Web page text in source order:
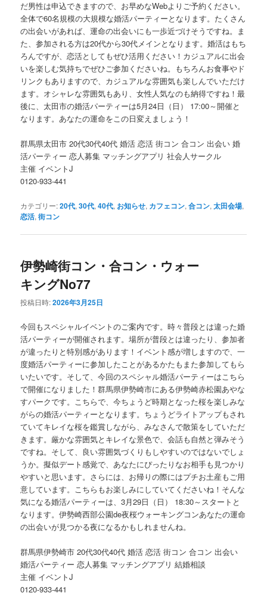
だ男性は申込できますので、お早めなWebよりご予約ください。
全体で60名規模の大規模な婚活パーティーとなります。たくさん
の出会いがあれば、運命の出会いにも一歩近づけそうですね。ま
た、参加される方は20代から30代メインとなります。婚活はもち
ろんですが、恋活としてもぜひ活用ください！カジュアルに出会
いを楽しむ気持ちでぜひご参加くださいね。もちろんお食事やド
リンクもありますので、カジュアルな雰囲気も楽しんでいただけ
ます。オシャレな雰囲気もあり、女性人気なのも納得ですね！最
後に、太田市の婚活パーティーは5月24日（日） 17:00～開催と
なります。あなたの運命をこの日変えましょう！
群馬県太田市 20代30代40代 婚活 恋活 街コン 合コン 出会い 婚
活パーティー 恋人募集 マッチングアプリ 社会人サークル
主催 イベントJ
0120-933-441
カテゴリー:20代,30代,40代, お知らせ, カフェコン,合コン,太田会場,
恋活,街コン
伊勢崎街コン・合コン・ウォー
キングNo77
投稿日時:2026年3月25日
今回もスペシャルイベントのご案内です。時々普段とは違った婚
活パーティーが開催されます。場所が普段とは違ったり、参加者
が違ったりと特別感があります！イベント感が増しますので、一
度婚活パーティーに参加したことがあるかたもまた参加してもら
いたいです。そして、今回のスペシャル婚活パーティーはこちら
で開催になりました！群馬県伊勢崎市にある伊勢崎赤松園あやな
すパークです。こちらで、今ちょうど時期となった桜を楽しみな
がらの婚活パーティーとなります。ちょうどライトアップもされ
ていてキレイな桜を鑑賞しながら、みなさんで散策をしていただ
きます。厳かな雰囲気とキレイな景色で、会話も自然と弾みそう
ですね。そして、良い雰囲気づくりもしやすいのではないでしょ
うか。擬似デート感覚で、あなたにぴったりなお相手も見つかり
やすいと思います。さらには、お帰りの際にはプチお土産もご用
意しています。こちらもお楽しみにしていてくださいね！そんな
気になる婚活パーティーは、3月29日（日） 18:30～スタートと
なります。伊勢崎西部公園de夜桜ウォーキングコンあなたの運命
の出会いが見つかる夜になるかもしれませんね。
群馬県伊勢崎市 20代30代40代 婚活 恋活 街コン 合コン 出会い
婚活パーティー 恋人募集 マッチングアプリ 結婚相談
主催 イベントJ
0120-933-441